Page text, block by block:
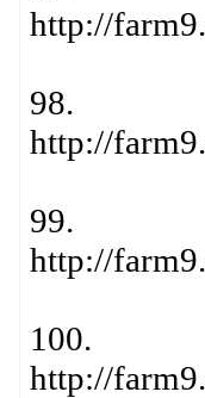
http://
98.
http://
99.
http://
100.
http://